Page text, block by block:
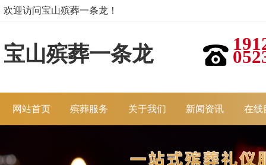
欢迎访问宝山殡葬一条龙！
宝山殡葬一条龙
网站首页 殡葬服务 关于我们 新闻资讯 在线